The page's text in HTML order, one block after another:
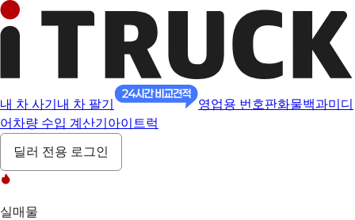
내 차 사기 내 차 팔기 영업용 번호판화물백과미디
어 차량 수입 계산기 아이트럭
딜러 전용 로그인
실매물